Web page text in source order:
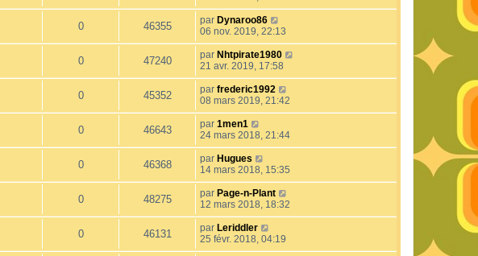
0 46355 par Dynaroo86
06 nov. 2019, 22:13
0 47240 par Nhtpirate1980
21 avr. 2019, 17:58
0 45352 par frederic1992
08 mars 2019, 21:42
0 46643 par 1men1
24 mars 2018, 21:44
0 46368 par Hugues
14 mars 2018, 15:35
0 48275 par Page-n-Plant
12 mars 2018, 18:32
0 46131 par Leriddler
25 févr. 2018, 04:19